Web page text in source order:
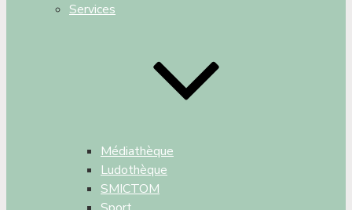
Services
Médiathèque
Ludothèque
SMICTOM